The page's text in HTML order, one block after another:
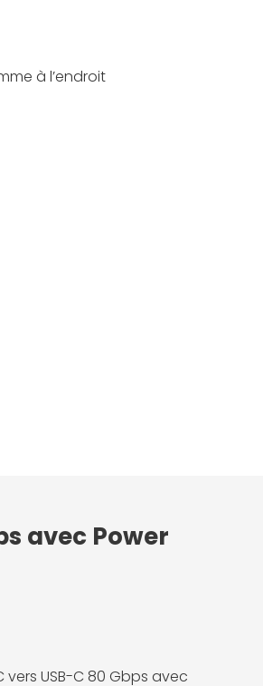
à l’endroit
avec Power
vers USB-C 80 Gbps avec